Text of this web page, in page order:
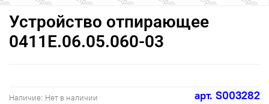
арт. S003282
Наличие: Нет в наличии
Устройство отпирающее
0411Е.06.05.060-03